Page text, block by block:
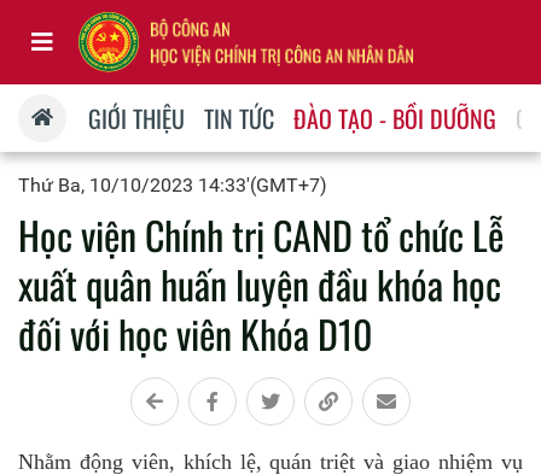
GIỚI THIỆU TIN TỨC ĐÀO TẠO - BỒI DƯỠNG
Thứ Ba, 10/10/2023 14:33'(GMT+7)
Học viện Chính trị CAND tổ chức Lễ
xuất quân huấn luyện đầu khóa học
đối với học viên Khóa D10
Nhằm động viên, khích lệ, quán triệt và giao nhiệm vụ